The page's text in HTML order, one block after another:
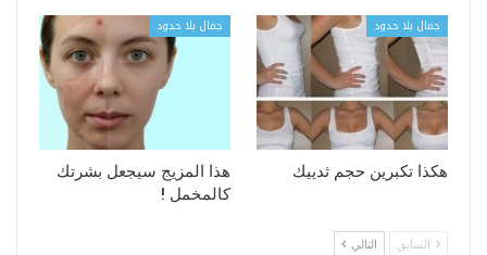
جمال بلا حدود
هكذا تكبرين حجم ثدييك
جمال بلا حدود
هذا المزيج سيجعل بشرتك
كالمخمل !
السابق التالي